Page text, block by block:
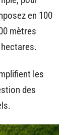
en 100
mètres
les
des